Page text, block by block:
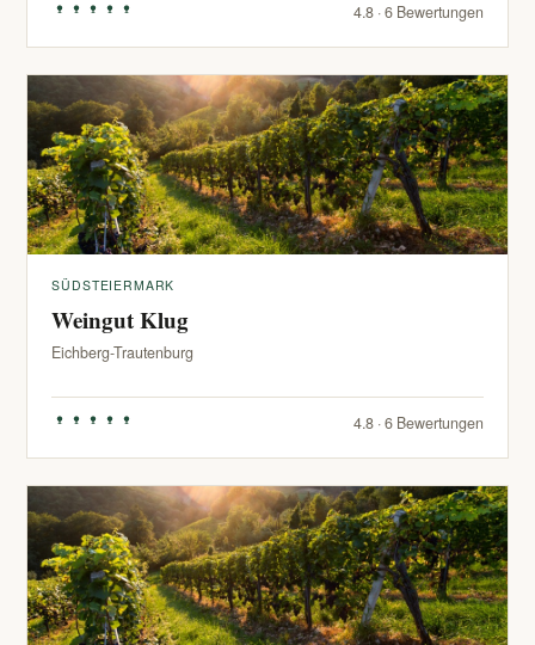
4.8 · 6 Bewertungen
SÜDSTEIERMARK
Weingut Klug
Eichberg-Trautenburg
4.8 · 6 Bewertungen